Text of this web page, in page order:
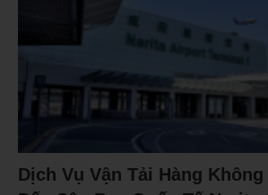
Dịch Vụ Vận Tải Hàng Không